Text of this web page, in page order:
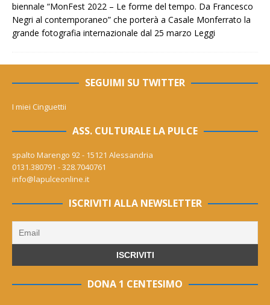
biennale “MonFest 2022 – Le forme del tempo. Da Francesco
Negri al contemporaneo” che porterà a Casale Monferrato la
grande fotografia internazionale dal 25 marzo Leggi
SEGUIMI SU TWITTER
I miei Cinguettii
ASS. CULTURALE LA PULCE
spalto Marengo 92 - 15121 Alessandria
0131.380791 - 328.7040761
info@lapulceonline.it
ISCRIVITI ALLA NEWSLETTER
DONA 1 CENTESIMO